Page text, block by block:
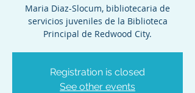
Maria Diaz-Slocum, bibliotecaria de
servicios juveniles de la Biblioteca
Principal de Redwood City.
Registration is closed
See other events